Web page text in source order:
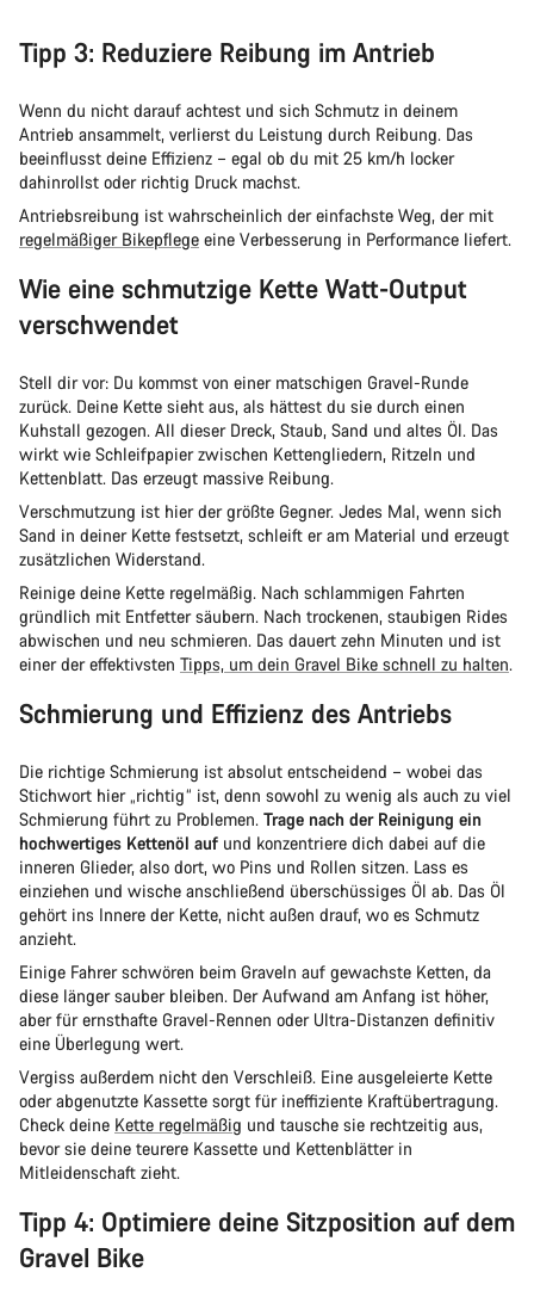
Tipp 3: Reduziere Reibung im Antrieb
Wenn du nicht darauf achtest und sich Schmutz in deinem
Antrieb ansammelt, verlierst du Leistung durch Reibung. Das
beeinflusst deine Effizienz – egal ob du mit 25 km/h locker
dahinrollst oder richtig Druck machst.
Antriebsreibung ist wahrscheinlich der einfachste Weg, der mit
regelmäßiger Bikepflege eine Verbesserung in Performance liefert.
Wie eine schmutzige Kette Watt-Output
verschwendet
Stell dir vor: Du kommst von einer matschigen Gravel-Runde
zurück. Deine Kette sieht aus, als hättest du sie durch einen
Kuhstall gezogen. All dieser Dreck, Staub, Sand und altes Öl. Das
wirkt wie Schleifpapier zwischen Kettengliedern, Ritzeln und
Kettenblatt. Das erzeugt massive Reibung.
Verschmutzung ist hier der größte Gegner. Jedes Mal, wenn sich
Sand in deiner Kette festsetzt, schleift er am Material und erzeugt
zusätzlichen Widerstand.
Reinige deine Kette regelmäßig. Nach schlammigen Fahrten
gründlich mit Entfetter säubern. Nach trockenen, staubigen Rides
abwischen und neu schmieren. Das dauert zehn Minuten und ist
einer der effektivsten Tipps, um dein Gravel Bike schnell zu halten.
Schmierung und Effizienz des Antriebs
Die richtige Schmierung ist absolut entscheidend – wobei das
Stichwort hier „richtig“ ist, denn sowohl zu wenig als auch zu viel
Schmierung führt zu Problemen. Trage nach der Reinigung ein
hochwertiges Kettenöl auf und konzentriere dich dabei auf die
inneren Glieder, also dort, wo Pins und Rollen sitzen. Lass es
einziehen und wische anschließend überschüssiges Öl ab. Das Öl
gehört ins Innere der Kette, nicht außen drauf, wo es Schmutz
anzieht.
Einige Fahrer schwören beim Graveln auf gewachste Ketten, da
diese länger sauber bleiben. Der Aufwand am Anfang ist höher,
aber für ernsthafte Gravel-Rennen oder Ultra-Distanzen definitiv
eine Überlegung wert.
Vergiss außerdem nicht den Verschleiß. Eine ausgeleierte Kette
oder abgenutzte Kassette sorgt für ineffiziente Kraftübertragung.
Check deine Kette regelmäßig und tausche sie rechtzeitig aus,
bevor sie deine teurere Kassette und Kettenblätter in
Mitleidenschaft zieht.
Tipp 4: Optimiere deine Sitzposition auf dem
Gravel Bike